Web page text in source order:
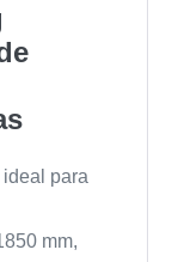
para
mm,